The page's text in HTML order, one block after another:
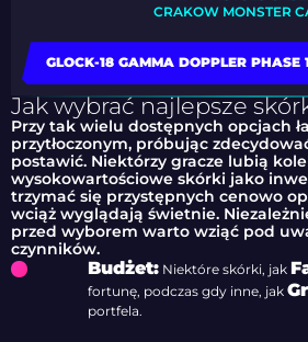
CRAKOW MONSTER
GLOCK-18 GAMMA DOPPLER PHASE
Jak wybrać najlepsze
Przy tak wielu dostępnych opcjach
przytłoczonym, próbując
postawić. Niektórzy gracze lubią
wysokowartościowe skórki jako
trzymać się przystępnych cenowo
wciąż wyglądają świetnie.
przed wyborem warto wziąć pod
czynników.
Budżet: Niektóre skórki, jak
fortunę, podczas gdy inne, jak
portfela.